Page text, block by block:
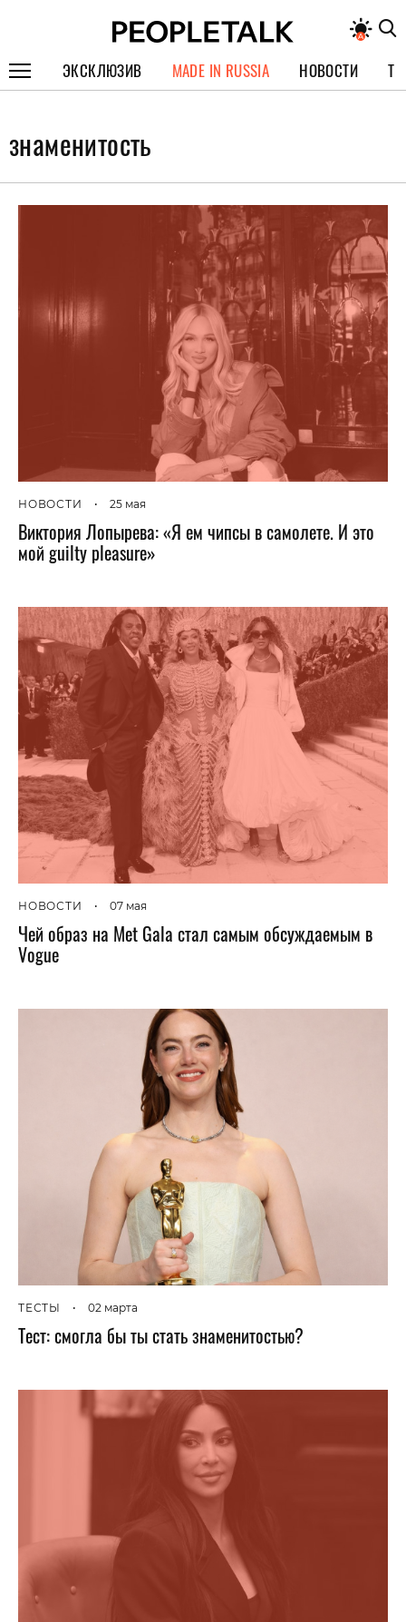
ЭКСКЛЮЗИВ
СПЕЦПРОЕКТЫ
ИНТЕРВЬЮ
MADE IN RUSSIA НОВОСТИ
знаменитость
НОВОСТИ • 25 мая
Виктория Лопырева: «Я ем чипсы в самолете. И это
мой guilty pleasure»
НОВОСТИ • 07 мая
Чей образ на Met Gala стал самым обсуждаемым в
Vogue
ТЕСТЫ • 02 марта
Тест: смогла бы ты стать знаменитостью?